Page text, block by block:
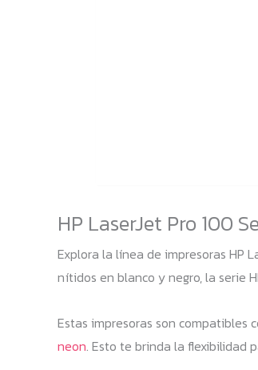
HP LaserJet Pro 100
Explora la línea de impresoras HP
nítidos en blanco y negro, la serie
Estas impresoras son compatibles
neon. Esto te brinda la flexibilidad